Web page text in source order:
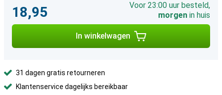
18,95
Voor 23:00 uur besteld,
morgen in huis
In winkelwagen
31 dagen gratis retourneren
Klantenservice dagelijks bereikbaar